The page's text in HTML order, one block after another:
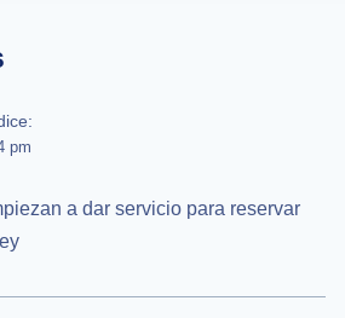
pm
a dar servicio para reservar